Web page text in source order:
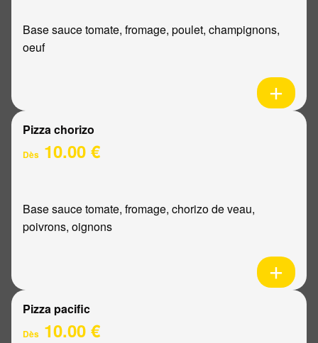
Base sauce tomate, fromage, poulet, champignons,
oeuf
Pizza chorizo
Dès 10.00 €
Base sauce tomate, fromage, chorizo de veau,
poivrons, oignons
Pizza pacific
Dès 10.00 €